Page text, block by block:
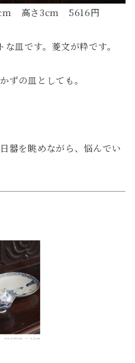
高さ3cm 5616円
皿です。菱文が粋です。
ずの皿としても。
器を眺めながら、悩んでい